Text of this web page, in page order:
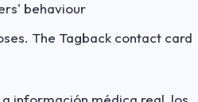
behaviour
The Tagback contact card